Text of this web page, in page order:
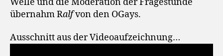
übernahm Ralfvon den OGays.
Ausschnitt aus der Videoaufzeichnung…